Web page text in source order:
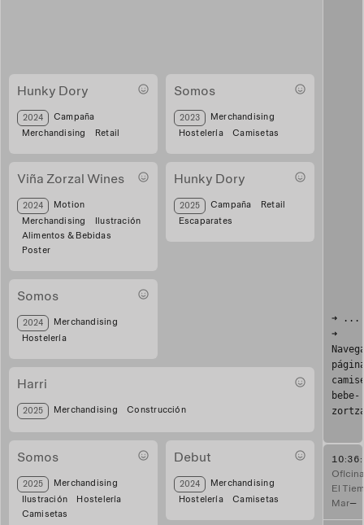
Hunky Dory
Hunky Tote
2024
Campaña
Merchandising
Retail
Somos
camiseta somos
2023
Merchandising
Hostelería
Camisetas
Viña Zorzal Wines
BebeZorzal
2024
Motion
Merchandising
Ilustración
Alimentos & Bebidas
Poster
Hunky Dory
Escaparate atardecer
2025 Campaña
Retail
Escaparates
Somos
pin somos
2024
Merchandising
Hostelería
Harri
navidad harri
2025 Merchandising Construcción
Somos
camiseta s
2025
Merchandising
Ilustración
Hostelería
Camisetas
Debut
Cmiseta Gilda
2024
Merchandising
Hostelería
Camisetas
➜ ...
➜
bebe-
Oficina
El
Mar—